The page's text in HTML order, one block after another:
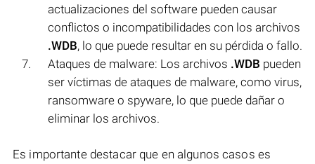
actualizaciones del software pueden causar
conflictos o incompatibilidades con los archivos
.WDB, lo que puede resultar en su pérdida o fallo.
Ataques de malware: Los archivos .WDB pueden
ser víctimas de ataques de malware, como virus,
ransomware o spyware, lo que puede dañar o
eliminar los archivos.
Es importante destacar que en algunos casos es